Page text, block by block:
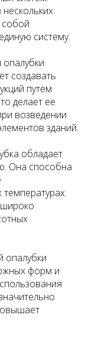
систему.
создавать
путем
делает ее
возведении
зданий.
обладает
Она способна
форм и